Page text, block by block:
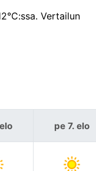
Vertailun
pe 7. elo